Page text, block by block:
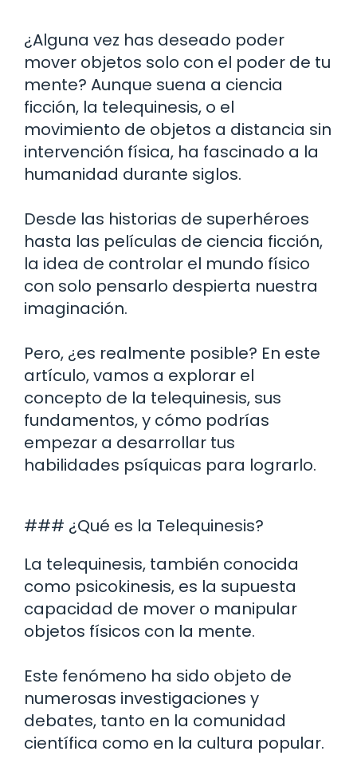
¿Alguna vez has deseado poder
mover objetos solo con el poder de tu
mente? Aunque suena a ciencia
ficción, la telequinesis, o el
movimiento de objetos a distancia sin
intervención física, ha fascinado a la
humanidad durante siglos.
Desde las historias de superhéroes
hasta las películas de ciencia ficción,
la idea de controlar el mundo físico
con solo pensarlo despierta nuestra
imaginación.
Pero, ¿es realmente posible? En este
artículo, vamos a explorar el
concepto de la telequinesis, sus
fundamentos, y cómo podrías
empezar a desarrollar tus
habilidades psíquicas para lograrlo.
### ¿Qué es la Telequinesis?
La telequinesis, también conocida
como psicokinesis, es la supuesta
capacidad de mover o manipular
objetos físicos con la mente.
Este fenómeno ha sido objeto de
numerosas investigaciones y
debates, tanto en la comunidad
científica como en la cultura popular.